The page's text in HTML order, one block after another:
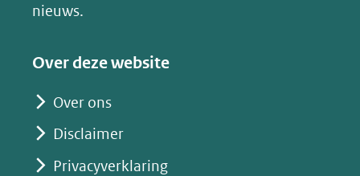
nieuws.
Over deze website
Over ons
Disclaimer
Privacyverklaring